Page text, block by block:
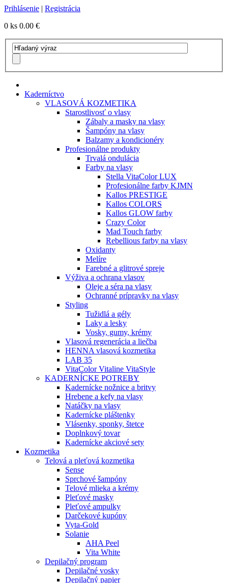
Prihlásenie | Registrácia
0 ks 0.00 €
Kaderníctvo
VLASOVÁ KOZMETIKA
Starostlivosť o vlasy
Zábaly a masky na vlasy
Šampóny na vlasy
Balzamy a kondicionéry
Profesionálne produkty
Trvalá ondulácia
Farby na vlasy
Stella VitaColor LUX
Profesionálne farby KJMN
Kallos PRESTIGE
Kallos COLORS
Kallos GLOW farby
Crazy Color
Mad Touch farby
Rebellious farby na vlasy
Oxidanty
Melíre
Farebné a glitrové spreje
Výživa a ochrana vlasov
Oleje a séra na vlasy
Ochranné prípravky na vlasy
Styling
Tužidlá a gély
Laky a lesky
Vosky, gumy, krémy
Vlasová regenerácia a liečba
HENNA vlasová kozmetika
LAB 35
VitaColor Vitaline VitaStyle
KADERNÍCKE POTREBY
Kadernícke nožnice a britvy
Hrebene a kefy na vlasy
Natáčky na vlasy
Kadernícke pláštenky
Vlásenky, sponky, štetce
Doplnkový tovar
Kadernícke akciové sety
Kozmetika
Telová a pleťová kozmetika
Sense
Sprchové šampóny
Telové mlieka a krémy
Pleťové masky
Pleťové ampulky
Darčekové kupóny
Vyta-Gold
Solanie
AHA Peel
Vita White
Depilačný program
Depilačné vosky
Depilačný papier